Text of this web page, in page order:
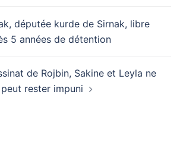
députée kurde de Sirnak, libre
5 années de détention
de Rojbin, Sakine et Leyla ne
peut rester impuni